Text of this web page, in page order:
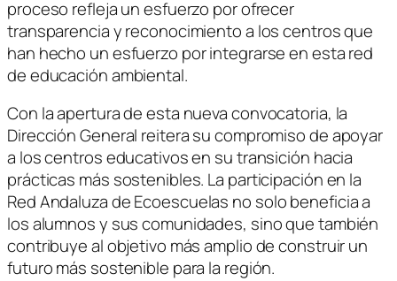
proceso refleja un esfuerzo por ofrecer
transparencia y reconocimiento a los centros que
han hecho un esfuerzo por integrarse en esta red
de educación ambiental.
Con la apertura de esta nueva convocatoria, la
Dirección General reitera su compromiso de apoyar
a los centros educativos en su transición hacia
prácticas más sostenibles. La participación en la
Red Andaluza de Ecoescuelas no solo beneficia a
los alumnos y sus comunidades, sino que también
contribuye al objetivo más amplio de construir un
futuro más sostenible para la región.